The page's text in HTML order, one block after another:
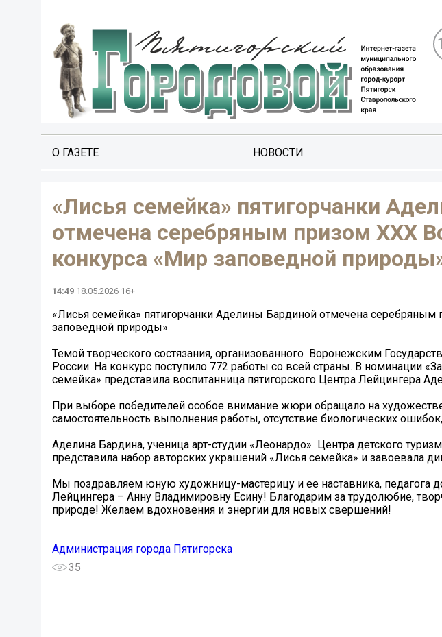
О ГАЗЕТЕ НОВОСТИ
«Лисья семейка» пятигорчанки
отмечена серебряным призом XXX
конкурса «Мир заповедной
14:49 18.05.2026 16+
«Лисья семейка» пятигорчанки Аделины Бардиной отмечена серебряным
заповедной природы»
Темой творческого состязания, организованного Воронежским
России. На конкурс поступило 772 работы со всей страны. В номинации
семейка» представила воспитанница пятигорского Центра Лейцингера
При выборе победителей особое внимание жюри обращало на
самостоятельность выполнения работы, отсутствие биологических
Аделина Бардина, ученица арт-студии «Леонардо» Центра детского
представила набор авторских украшений «Лисья семейка» и завоевала
Мы поздравляем юную художницу-мастерицу и ее наставника, педагога
Лейцингера – Анну Владимировну Есину! Благодарим за трудолюбие,
природе! Желаем вдохновения и энергии для новых свершений!
Администрация города Пятигорска
35